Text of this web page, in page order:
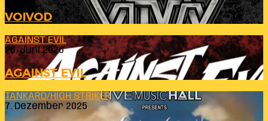
VOIVOD
AGAINST EVIL
26. Juni 2026
AGAINST EVIL
TANKARD/HIGH STRIKER
7. Dezember 2025